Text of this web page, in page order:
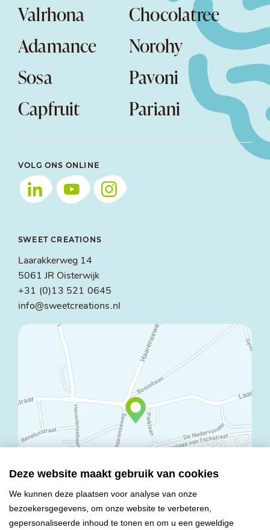
Deze website maakt gebruik van cookies
We kunnen deze plaatsen voor analyse van onze
bezoekersgegevens, om onze website te verbeteren,
gepersonaliseerde inhoud te tonen en om u een geweldige
Valrhona
Chocolatree
Adamance
Norohy
Sosa
Pavoni
Capfruit
Pariani
VOLG ONS ONLINE
SWEET CREATIONS
Laarakkerweg 14
5061 JR Oisterwijk
+31 (0)13 521 0645
info@sweetcreations.nl
© Copyright 2026 Mareco Sweet Creations BV